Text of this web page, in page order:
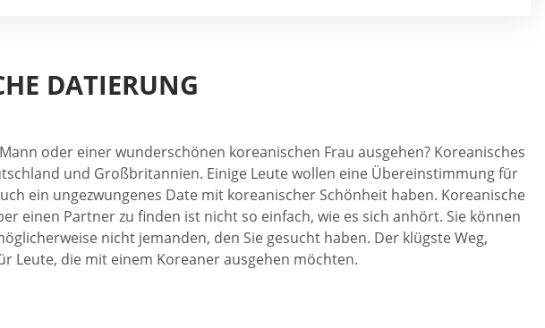
DATIERUNG
oder einer wunderschönen koreanischen Frau ausgehen? Koreanisches
und Großbritannien. Einige Leute wollen eine Übereinstimmung für
ein ungezwungenes Date mit koreanischer Schönheit haben. Koreanische
einen Partner zu finden ist nicht so einfach, wie es sich anhört. Sie können
nicht jemanden, den Sie gesucht haben. Der klügste Weg,
Leute, die mit einem Koreaner ausgehen möchten.